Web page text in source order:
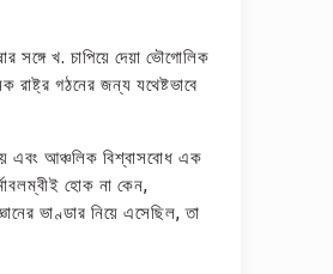
সঙ্গে খ. চাপিয়ে দেয়া ভৌগোলিক
গঠনের জন্য যথেষ্টভাবে
এবং আঞ্চলিক বিশ্বাসবোধ এক
হোক না কেন,
ভাণ্ডার নিয়ে এসেছিল, তা